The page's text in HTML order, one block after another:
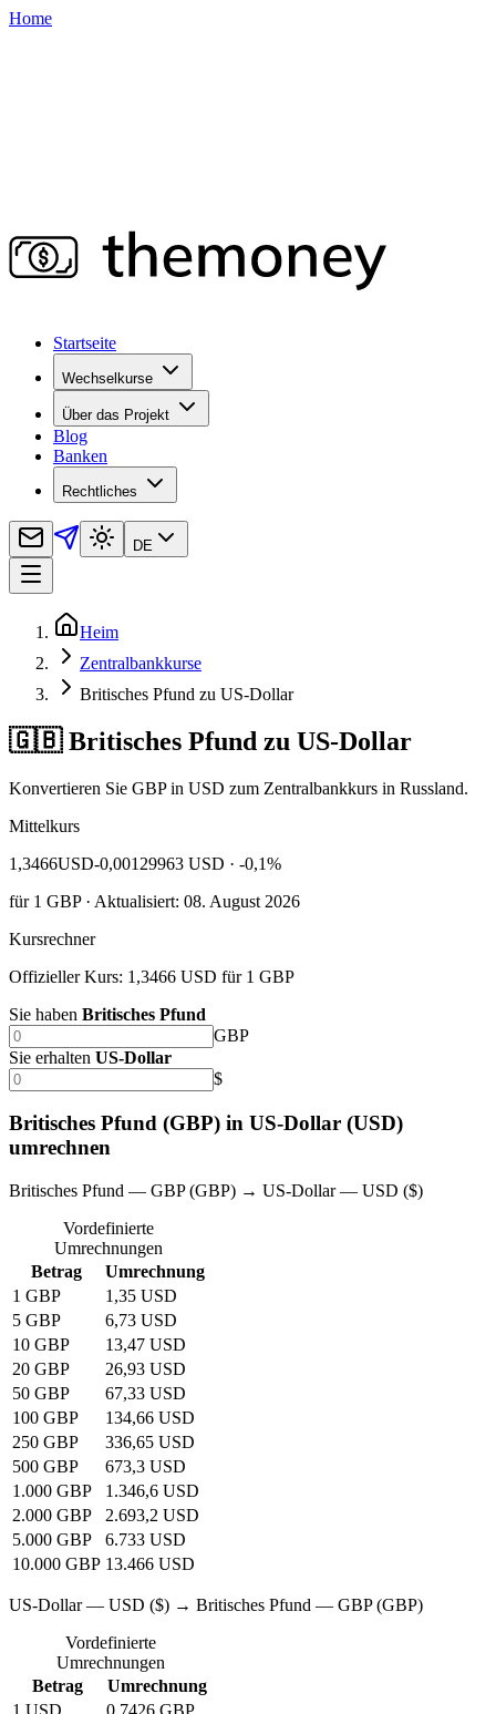
Home
Startseite
Wechselkurse
Über das Projekt
Blog
Banken
Rechtliches
DE
Heim
Zentralbankkurse
Britisches Pfund zu US-Dollar
🇬🇧 Britisches Pfund zu US-Dollar
Konvertieren Sie GBP in USD zum Zentralbankkurs in Russland.
Mittelkurs
1,3466USD-0,00129963 USD · -0,1%
für1 GBP· Aktualisiert: 08. August 2026
Kursrechner
Offizieller Kurs: 1,3466 USD für 1 GBP
Sie haben Britisches Pfund
GBP
Sie erhalten US-Dollar
$
Britisches Pfund (GBP) in US-Dollar (USD)
umrechnen
Britisches Pfund — GBP (GBP) → US-Dollar — USD ($)
Vordefinierte
Umrechnungen
Betrag
Umrechnung
1 GBP
1,35 USD
5 GBP
6,73 USD
10 GBP
13,47 USD
20 GBP
26,93 USD
50 GBP
67,33 USD
100 GBP
134,66 USD
250 GBP
336,65 USD
500 GBP
673,3 USD
1.000 GBP
1.346,6 USD
2.000 GBP
2.693,2 USD
5.000 GBP
6.733 USD
10.000 GBP 13.466 USD
US-Dollar — USD ($) → Britisches Pfund — GBP (GBP)
Vordefinierte
Umrechnungen
Betrag
Umrechnung